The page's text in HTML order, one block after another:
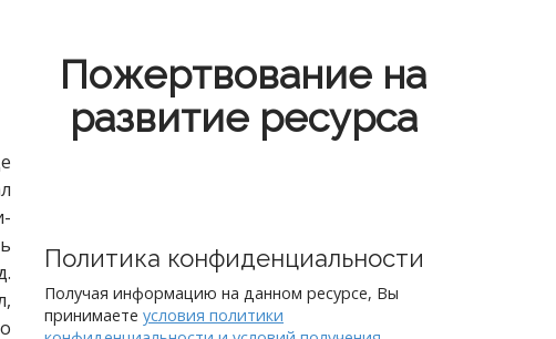
Пожертвование на
развитие ресурса
Политика конфиденциальности
Получая информацию на данном ресурсе, Вы
принимаете условия политики